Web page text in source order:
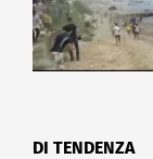
DI TENDENZA